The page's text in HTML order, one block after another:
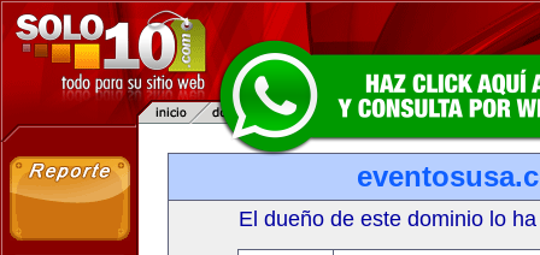
El dueño de este dominio lo